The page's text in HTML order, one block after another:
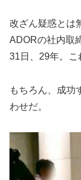
改ざん疑惑とは
ADORの社内取
31日、29年。こ
もちろん、成功
わせだ。